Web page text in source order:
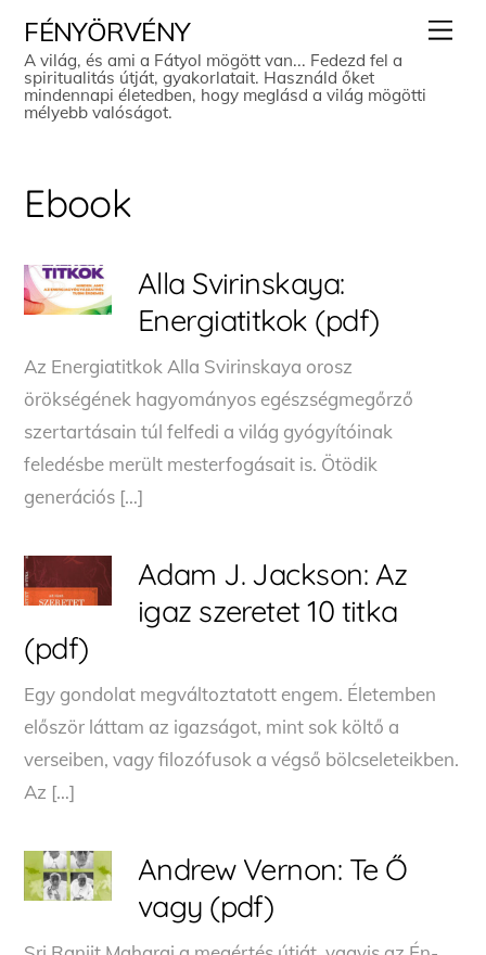
content
FÉNYÖRVÉNY
A világ, és ami a Fátyol mögött van... Fedezd fel a
spiritualitás útját, gyakorlatait. Használd őket
mindennapi életedben, hogy meglásd a világ mögötti
mélyebb valóságot.
Ebook
Alla Svirinskaya:
Energiatitkok (pdf)
Az Energiatitkok Alla Svirinskaya orosz
örökségének hagyományos egészségmegőrző
szertartásain túl felfedi a világ gyógyítóinak
feledésbe merült mesterfogásait is. Ötödik
generációs […]
Adam J. Jackson: Az
igaz szeretet 10 titka
(pdf)
Egy gondolat megváltoztatott engem. Életemben
először láttam az igazságot, mint sok költő a
verseiben, vagy filozófusok a végső bölcseleteikben.
Az […]
Andrew Vernon: Te Ő
vagy (pdf)